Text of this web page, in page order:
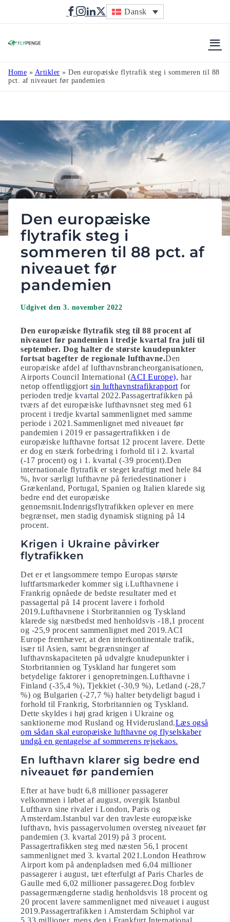
Dansk
Home » Artikler » Den europæiske flytrafik steg i sommeren til 88
pct. af niveauet før pandemien
Den europæiske
flytrafik steg i
sommeren til 88 pct. af
niveauet før
pandemien
Udgivet den 3. november 2022
Den europæiske flytrafik steg til 88 procent af
niveauet før pandemien i tredje kvartal fra juli til
september. Dog halter de største knudepunkter
fortsat bagefter de regionale lufthavne.Den
europæiske afdel af lufthavnsbrancheorganisationen,
Airports Council International (ACI Europe), har
netop offentliggjort sin lufthavnstrafikrapport for
perioden tredje kvartal 2022.Passagertrafikken på
tværs af det europæiske lufthavnsnet steg med 61
procent i tredje kvartal sammenlignet med samme
periode i 2021.Sammenlignet med niveauet før
pandemien i 2019 er passagertrafikken i de
europæiske lufthavne fortsat 12 procent lavere. Dette
er dog en stærk forbedring i forhold til i 2. kvartal
(-17 procent) og i 1. kvartal (-39 procent).Den
internationale flytrafik er steget kraftigt med hele 84
%, hvor særligt lufthavne på feriedestinationer i
Grækenland, Portugal, Spanien og Italien klarede sig
bedre end det europæiske
gennemsnit.Indenrigsflytrafikken oplever en mere
begrænset, men stadig dynamisk stigning på 14
procent.
Krigen i Ukraine påvirker
flytrafikken
Det er et langsommere tempo Europas største
luftfartsmarkeder kommer sig i.Lufthavnene i
Frankrig opnåede de bedste resultater med et
passagertal på 14 procent lavere i forhold
2019.Lufthavnene i Storbritannien og Tyskland
klarede sig næstbedst med henholdsvis -18,1 procent
og -25,9 procent sammenlignet med 2019.ACI
Europe fremhæver, at den interkontinentale trafik,
især til Asien, samt begrænsninger af
lufthavnskapaciteten på udvalgte knudepunkter i
Storbritannien og Tyskland har fungeret som
betydelige faktorer i genopretningen.Lufthavne i
Finland (-35,4 %), Tjekkiet (-30,9 %), Letland (-28,7
%) og Bulgarien (-27,7 %) halter betydeligt bagud i
forhold til Frankrig, Storbritannien og Tyskland.
Dette skyldes i høj grad krigen i Ukraine og
sanktionerne mod Rusland og Hviderusland.Læs også
om sådan skal europæiske lufthavne og flyselskaber
undgå en gentagelse af sommerens rejsekaos.
En lufthavn klarer sig bedre end
niveauet før pandemien
Efter at have budt 6,8 millioner passagerer
velkommen i løbet af august, overgik Istanbul
Lufthavn sine rivaler i London, Paris og
Amsterdam.Istanbul var den travleste europæiske
lufthavn, hvis passagervolumen oversteg niveauet før
pandemien (3. kvartal 2019) på 3 procent.
Passagertrafikken steg med næsten 56,1 procent
sammenlignet med 3. kvartal 2021.London Heathrow
Airport kom på andenpladsen med 6,04 millioner
passagerer i august, tæt efterfulgt af Paris Charles de
Gaulle med 6,02 millioner passagerer.Dog forblev
passagermængderne stadig henholdsvis 18 procent og
20 procent lavere sammenlignet med niveauet i august
2019.Passagertrafikken i Amsterdam Schiphol var